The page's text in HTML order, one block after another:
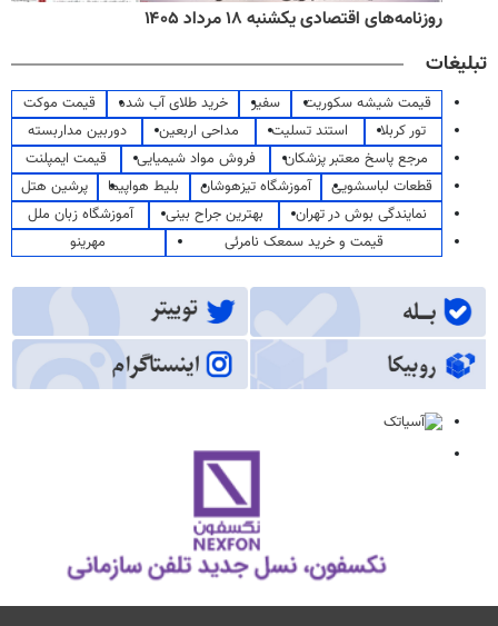
روزنامه‌های اقتصادی یکشنبه ۱۸ مرداد ۱۴۰۵
تبلیغات
قیمت شیشه سکوریت سفیر خرید طلای آب شده
قیمت موکت
تور کربلا
استند تسلیت مداحی اربعین
دوربین مداربسته
مرجع پاسخ معتبر پزشکان
فروش مواد شیمیایی
قیمت ایمپلنت
قطعات لباسشویی
آموزشگاه تیزهوشان بلیط هواپیما
پرشین هتل
نمایندگی بوش در تهران
بهترین جراح بینی
آموزشگاه زبان ملل
قیمت و خرید سمعک نامرئی
مهرینو